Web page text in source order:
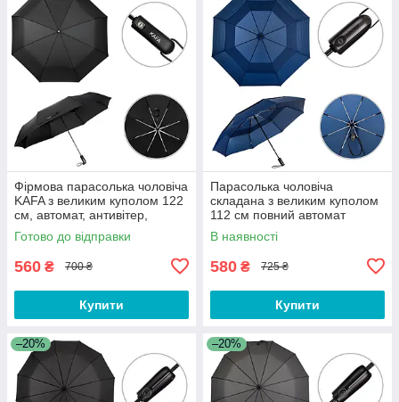
Фірмова парасолька чоловіча
KAFA з великим куполом 122
см, автомат, антивітер,
чорний
Готово до відправки
560 ₴ 700 ₴
Купити
Парасолька чоловіча
складана з великим куполом
112 см повний автомат
антивітер Parachase синя
(3203)
В наявності
580 ₴ 725 ₴
Купити
–20% –20%